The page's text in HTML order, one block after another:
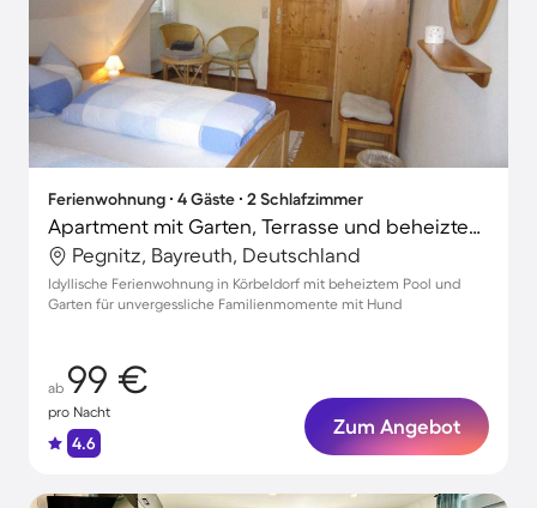
Ferienwohnung ∙ 4 Gäste ∙ 2 Schlafzimmer
Apartment mit Garten, Terrasse und beheiztem Pool
Pegnitz, Bayreuth, Deutschland
Idyllische Ferienwohnung in Körbeldorf mit beheiztem Pool und
Garten für unvergessliche Familienmomente mit Hund
ab 99 €
pro Nacht
4.6
Zum Angebot